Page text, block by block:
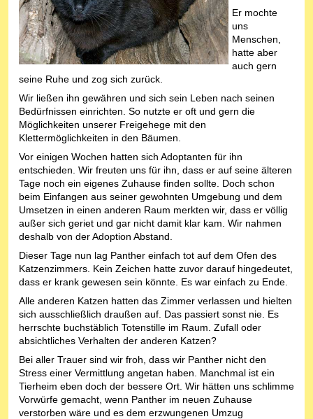
Er mochte
uns
Menschen,
hatte aber
auch gern
seine Ruhe und zog sich zurück.
Wir ließen ihn gewähren und sich sein Leben nach seinen
Bedürfnissen einrichten. So nutzte er oft und gern die
Möglichkeiten unserer Freigehege mit den
Klettermöglichkeiten in den Bäumen.
Vor einigen Wochen hatten sich Adoptanten für ihn
entschieden. Wir freuten uns für ihn, dass er auf seine älteren
Tage noch ein eigenes Zuhause finden sollte. Doch schon
beim Einfangen aus seiner gewohnten Umgebung und dem
Umsetzen in einen anderen Raum merkten wir, dass er völlig
außer sich geriet und gar nicht damit klar kam. Wir nahmen
deshalb von der Adoption Abstand.
Dieser Tage nun lag Panther einfach tot auf dem Ofen des
Katzenzimmers. Kein Zeichen hatte zuvor darauf hingedeutet,
dass er krank gewesen sein könnte. Es war einfach zu Ende.
Alle anderen Katzen hatten das Zimmer verlassen und hielten
sich ausschließlich draußen auf. Das passiert sonst nie. Es
herrschte buchstäblich Totenstille im Raum. Zufall oder
absichtliches Verhalten der anderen Katzen?
Bei aller Trauer sind wir froh, dass wir Panther nicht den
Stress einer Vermittlung angetan haben. Manchmal ist ein
Tierheim eben doch der bessere Ort. Wir hätten uns schlimme
Vorwürfe gemacht, wenn Panther im neuen Zuhause
verstorben wäre und es dem erzwungenen Umzug